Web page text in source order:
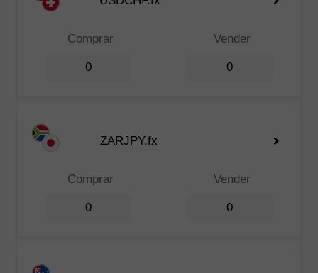
Comprar Vender
0 0
ZARJPY.fx
Comprar Vender
0 0